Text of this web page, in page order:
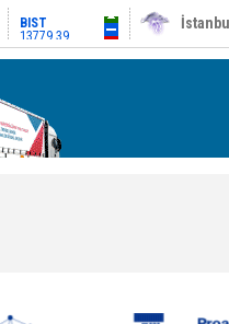
Altın6659.71 Ankara